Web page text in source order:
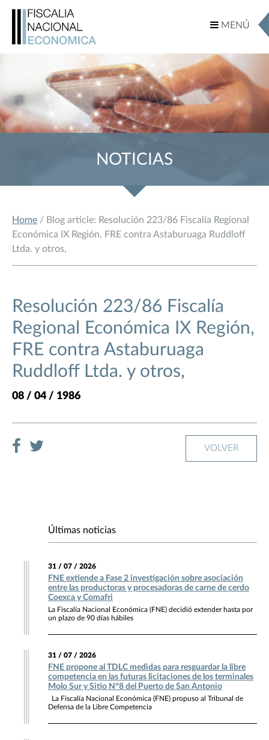
MENÚ
MENÚ
NOTICIAS
Home / Blog article: Resolución 223/86 Fiscalía Regional
Económica IX Región, FRE contra Astaburuaga Ruddloff
Ltda. y otros,
Resolución 223/86 Fiscalía
Regional Económica IX Región,
FRE contra Astaburuaga
Ruddloff Ltda. y otros,
08 / 04 / 1986
VOLVER
Últimas noticias
31 / 07 / 2026
FNE extiende a Fase 2 investigación sobre asociación
entre las productoras y procesadoras de carne de cerdo
Coexca y Comafri
La Fiscalía Nacional Económica (FNE) decidió extender hasta por
un plazo de 90 días hábiles
31 / 07 / 2026
FNE propone al TDLC medidas para resguardar la libre
competencia en las futuras licitaciones de los terminales
Molo Sur y Sitio N°8 del Puerto de San Antonio
La Fiscalía Nacional Económica (FNE) propuso al Tribunal de
Defensa de la Libre Competencia